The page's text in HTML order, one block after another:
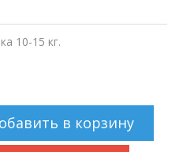
10-15 кг.
в корзину